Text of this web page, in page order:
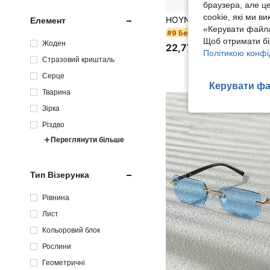
Елемент
Жоден
Стразовий кришталь
Серце
Тварина
Зірка
Різдво
Переглянути більше
Тип Візерунка
Рівнина
Лист
Кольоровий блок
Рослини
Геометричні
#9 Бестселер
22,77zł
браузера, але
cookie, які ми
«Керувати
Щоб отримати
Політикою
Керувати